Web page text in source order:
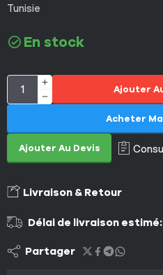
Tunisie
En stock
Ajouter
Ajouter Au Devis
Acheter
Livraison & Retour
Délai de livraison estimé:
Partager